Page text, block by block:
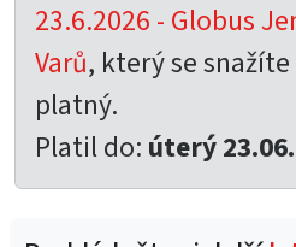
23.6.2026 - Globus
Varů, který se
platný.
Platil do: úterý